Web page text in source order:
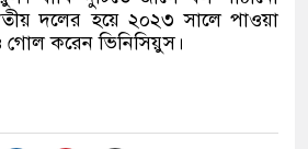
দলের হয়ে ২০২৩ সালে পাওয়া
গোল করেন ভিনিসিয়ুস।